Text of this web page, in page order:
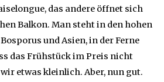
das andere öffnet sich
Balkon. Man steht in den hohen
und Asien, in der Ferne
das Frühstück im Preis nicht
etwas kleinlich. Aber, nun gut.